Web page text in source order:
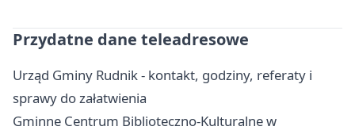
Przydatne dane teleadresowe
Urząd Gminy Rudnik - kontakt, godziny, referaty i
sprawy do załatwienia
Gminne Centrum Biblioteczno-Kulturalne w